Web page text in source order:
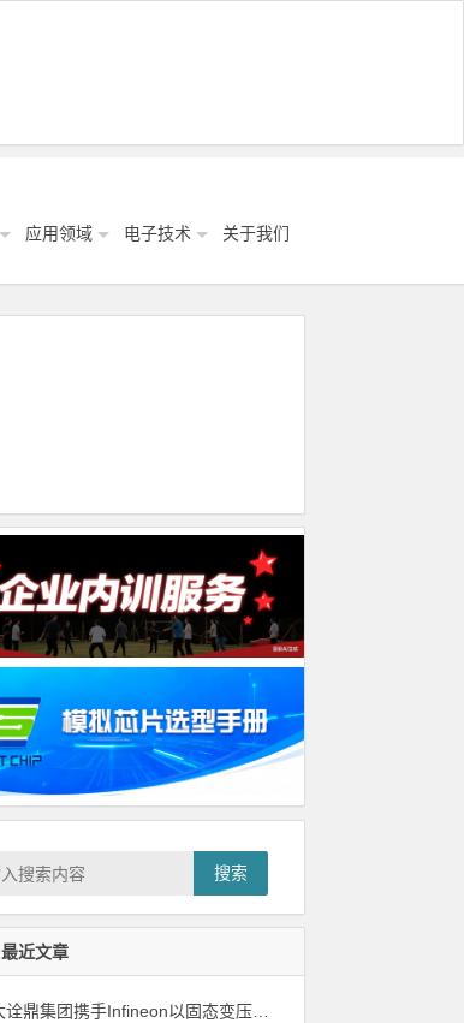
应用领域 电子技术 关于我们
搜索
最近文章
大联大诠鼎集团携手Infineon以固态变压器重构配电效率新标杆